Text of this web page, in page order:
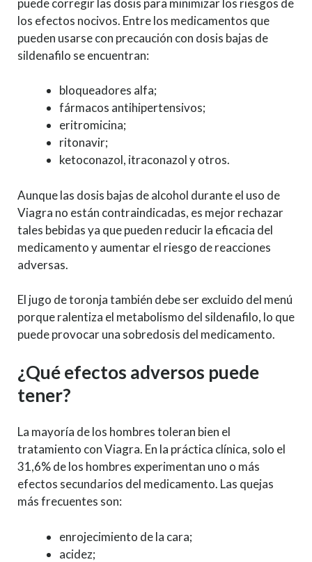
puede corregir las dosis para minimizar los riesgos de
los efectos nocivos. Entre los medicamentos que
pueden usarse con precaución con dosis bajas de
sildenafilo se encuentran:
bloqueadores alfa;
fármacos antihipertensivos;
eritromicina;
ritonavir;
ketoconazol, itraconazol y otros.
Aunque las dosis bajas de alcohol durante el uso de
Viagra no están contraindicadas, es mejor rechazar
tales bebidas ya que pueden reducir la eficacia del
medicamento y aumentar el riesgo de reacciones
adversas.
El jugo de toronja también debe ser excluido del menú
porque ralentiza el metabolismo del sildenafilo, lo que
puede provocar una sobredosis del medicamento.
¿Qué efectos adversos puede
tener?
La mayoría de los hombres toleran bien el
tratamiento con Viagra. En la práctica clínica, solo el
31,6% de los hombres experimentan uno o más
efectos secundarios del medicamento. Las quejas
más frecuentes son:
enrojecimiento de la cara;
acidez;